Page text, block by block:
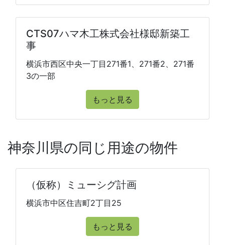
CTS07ハマ木工株式会社様邸新築工
事
横浜市西区中央一丁目271番1、271番2、271番
3の一部
もっと見る
神奈川県の同じ用途の物件
（仮称）ミューシグ計画
横浜市中区住吉町2丁目25
もっと見る